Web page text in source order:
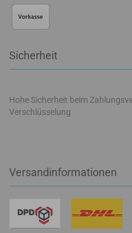
Sicherheit
Hohe Sicherheit beim
Verschlüsselung
Versandinformationen